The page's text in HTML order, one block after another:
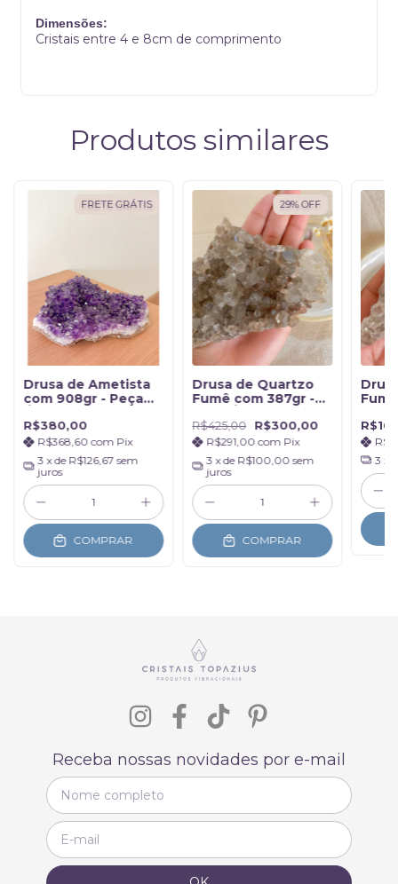
Dimensões:
Cristais entre 4 e 8cm de comprimento
Produtos similares
FRETE GRÁTIS
Drusa de Ametista
com 908gr - Peça
R$380,00
R$368,60 com Pix
3 x de R$126,67 sem
juros
COMPRAR
29%OFF
Drusa de Quartzo
Fumê com 387gr -
R$425,00 R$300,00
R$291,00com Pix
3 x de R$100,00 sem
juros
COMPRAR
3 x
Receba nossas novidades por e-mail